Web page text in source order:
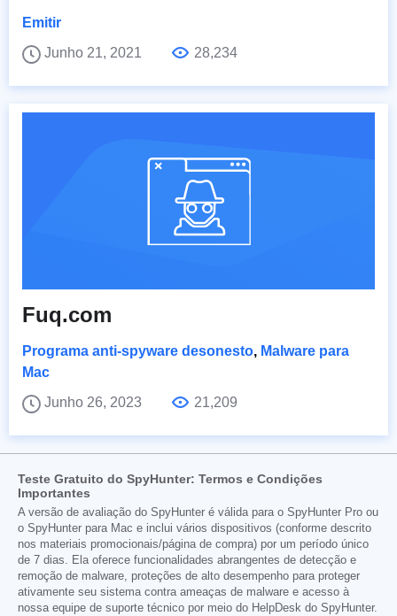
Emitir
Junho 21, 2021
28,234
Fuq.com
Programa anti-spyware desonesto, Malware para
Mac
Junho 26, 2023
21,209
Teste Gratuito do SpyHunter: Termos e Condições
Importantes
A versão de avaliação do SpyHunter é válida para o SpyHunter Pro ou
o SpyHunter para Mac e inclui vários dispositivos (conforme descrito
nos materiais promocionais/página de compra) por um período único
de 7 dias. Ela oferece funcionalidades abrangentes de detecção e
remoção de malware, proteções de alto desempenho para proteger
ativamente seu sistema contra ameaças de malware e acesso à
nossa equipe de suporte técnico por meio do HelpDesk do SpyHunter.